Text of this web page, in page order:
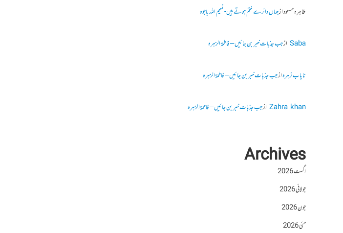
طاہرہ مسعودازجہاں دائرے ختم ہوتے ہیں- نعیم اللہ باجوہ
Sabaازجب جذبات خبر بن جائیں – فاطمۃالزہرہ
نایاب زہرہازجب جذبات خبر بن جائیں – فاطمۃالزہرہ
Zahra khanازجب جذبات خبر بن جائیں – فاطمۃالزہرہ
Archives
اگست 2026
جولائی 2026
جون 2026
مئی 2026